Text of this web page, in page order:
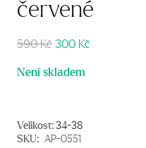
červené
590Kč Původní
byla:
300 Kč
Není skladem
Velikost:34-38
SKU: AP-0551